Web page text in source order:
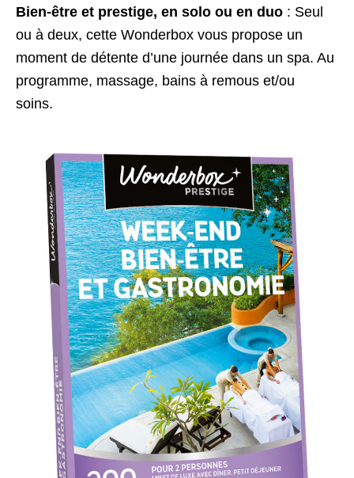
Bien-être et prestige, en solo ou en duo : Seul
ou à deux, cette Wonderbox vous propose un
moment de détente d’une journée dans un spa. Au
programme, massage, bains à remous et/ou
soins.